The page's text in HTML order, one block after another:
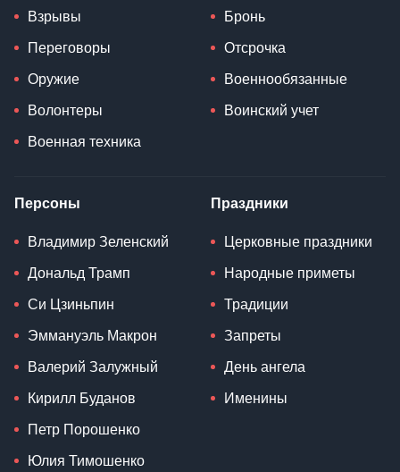
Взрывы
Переговоры
Оружие
Волонтеры
Военная техника
Бронь
Отсрочка
Военнообязанные
Воинский учет
Персоны
Владимир Зеленский
Дональд Трамп
Си Цзиньпин
Эммануэль Макрон
Валерий Залужный
Кирилл Буданов
Петр Порошенко
Юлия Тимошенко
Праздники
Церковные праздники
Народные приметы
Традиции
Запреты
День ангела
Именины